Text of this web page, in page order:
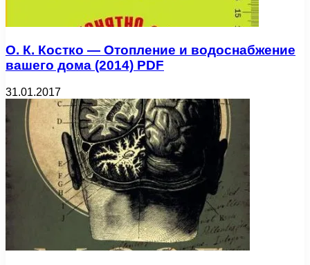
О. К. Костко — Отопление и водоснабжение
вашего дома (2014) PDF
31.01.2017